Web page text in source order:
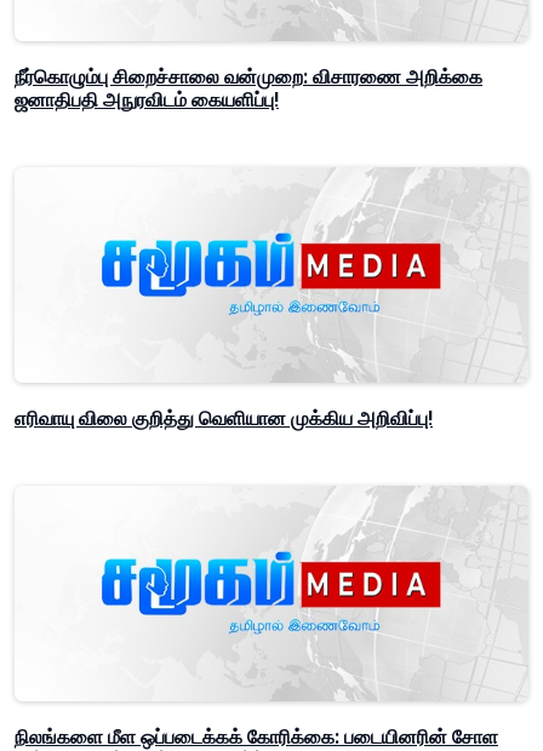
நீர்கொழும்பு சிறைச்சாலை வன்முறை: விசாரணை அறிக்கை
ஜனாதிபதி அநுரவிடம் கையளிப்பு!
எரிவாயு விலை குறித்து வெளியான முக்கிய அறிவிப்பு!
நிலங்களை மீள ஒப்படைக்கக் கோரிக்கை: படையினரின் சோள